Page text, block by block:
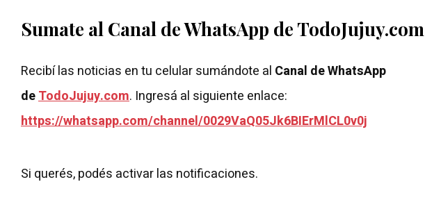
Sumate al Canal de WhatsApp de TodoJujuy.com
Recibí las noticias en tu celular sumándote al Canal de WhatsApp
deTodoJujuy.com. Ingresá al siguiente enlace:
https://whatsapp.com/channel/0029VaQ05Jk6BIErMlCL0v0j
Si querés, podés activar las notificaciones.